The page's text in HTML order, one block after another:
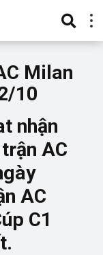
Milan
10
nhận
AC
AC
C1